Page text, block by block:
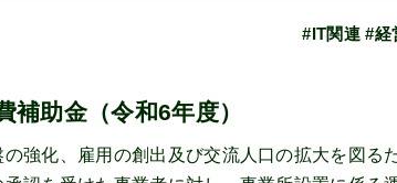
#IT関連 #経
補助金（令和6年度）
強化、雇用の創出及び交流人口の拡大を図る